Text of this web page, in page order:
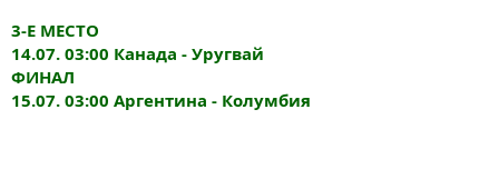
3-Е МЕСТО
14.07. 03:00 Канада - Уругвай
ФИНАЛ
15.07. 03:00 Аргентина - Колумбия